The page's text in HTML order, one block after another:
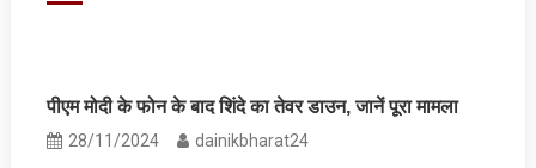
पीएम मोदी के फोन के बाद शिंदे का तेवर डाउन, जानें पूरा मामला
28/11/2024 dainikbharat24